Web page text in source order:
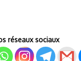
réseaux sociaux